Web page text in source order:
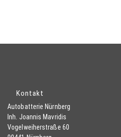
Kontakt
Autobatterie Nürnberg
Inh. Joannis Mavridis
Vogelweiherstraße 60